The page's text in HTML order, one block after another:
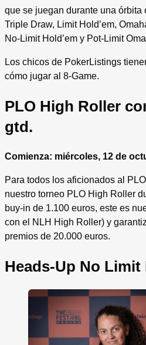
que se juegan durante una órbita
Triple Draw, Limit Hold’em,
No-Limit Hold’em y Pot-Limit
Los chicos de PokerListings
cómo jugar al 8-Game.
PLO High Roller
gtd.
Comienza: miércoles, 12 de
Para todos los aficionados al
nuestro torneo PLO High Roller
buy-in de 1.100 euros, este es
con el NLH High Roller) y
premios de 20.000 euros.
Heads-Up No Limit